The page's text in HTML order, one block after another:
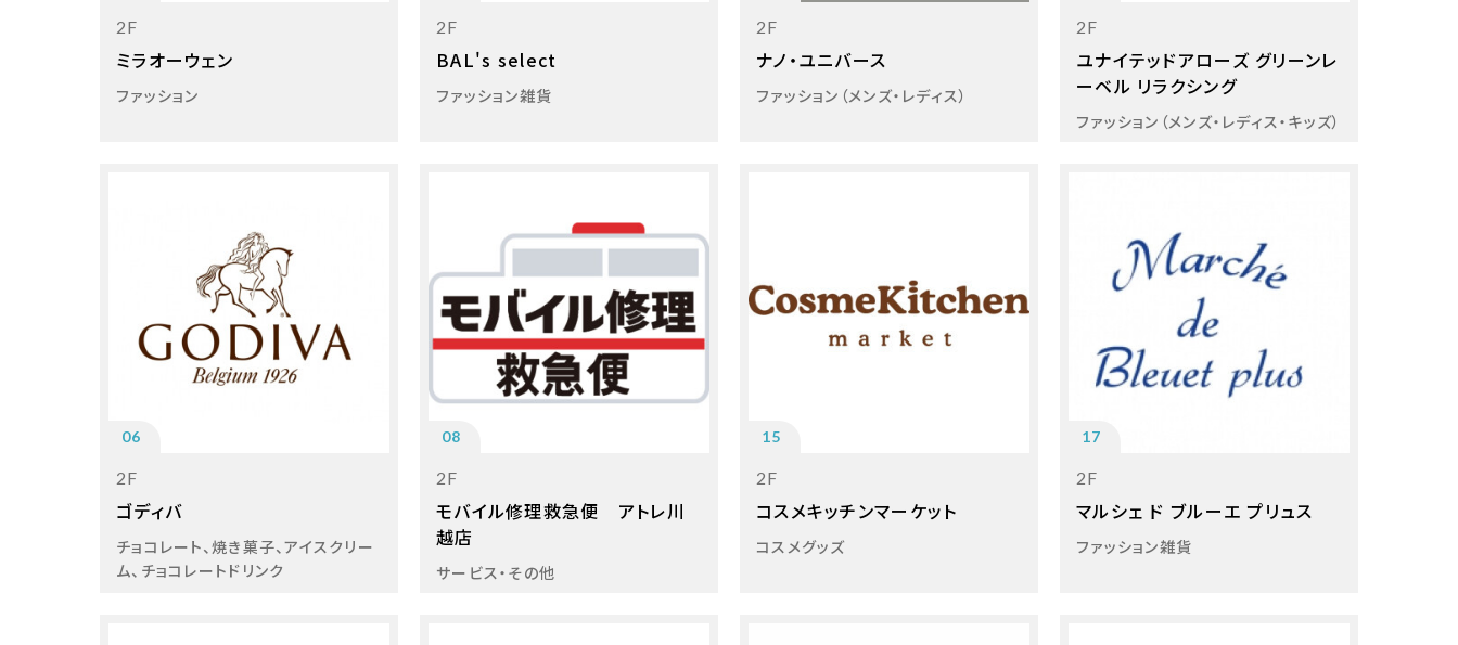
2F
ミラオーウェン
ファッション
2F
BAL's select
ファッション雑貨
2F
ナノ・ユニバース
ファッション（メンズ・レディス）
2F
ユナイテッドアローズ グリーンレ
ーベル リラクシング
ファッション（メンズ・レディス・キッズ）
06
2F
ゴディバ
チョコレート、焼き菓子、アイスクリー
ム、チョコレートドリンク
08
2F
モバイル修理救急便 アトレ川
越店
サービス・その他
15
2F
コスメキッチンマーケット
コスメグッズ
17
2F
マルシェ ド ブルーエ プリュス
ファッション雑貨